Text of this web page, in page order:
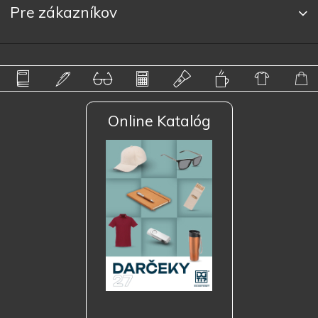
Pre zákazníkov
Online Katalóg